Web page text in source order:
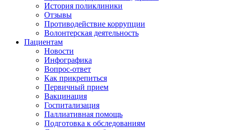
История поликлиники
Отзывы
Противодействие коррупции
Волонтерская деятельность
Пациентам
Новости
Инфографика
Вопрос-ответ
Как прикрепиться
Первичный прием
Вакцинация
Госпитализация
Паллиативная помощь
Подготовка к обследованиям